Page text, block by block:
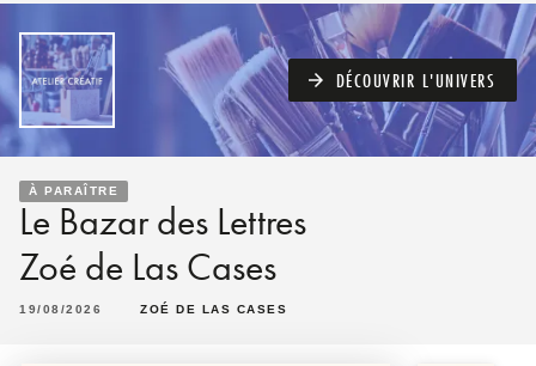
arrow_forward DÉCOUVRIR L'UNIVERS
À PARAÎTRE
Le Bazar des Lettres
Zoé de Las Cases
19/08/2026 ZOÉ DE LAS CASES